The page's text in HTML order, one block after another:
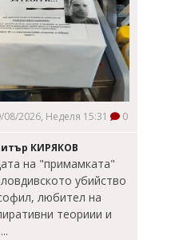
08/2026, Неделя 15:31 0
КИРЯКОВ
на "примамката"
убийство
любител на
теориии и